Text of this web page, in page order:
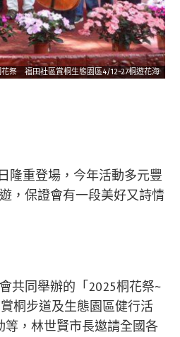
花祭 福田社區賞桐生態園區4/12~27桐遊花海
隆重登場，今年活動多元豐
，保證會有一段美好又詩情
共同舉辦的「2025桐花祭~
桐步道及生態園區健行活
，林世賢市長邀請全國各